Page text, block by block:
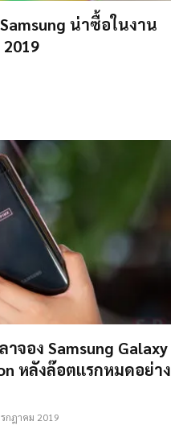
น่าซื้อในงาน
จอง Samsung Galaxy
หลังล๊อตแรกหมดอย่าง
กฎาคม 2019